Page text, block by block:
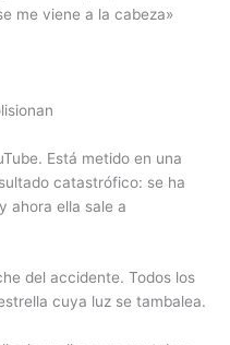
me viene a la cabeza»
Está metido en una
catastrófico: se ha
ahora ella sale a
del accidente. Todos los
cuya luz se tambalea.